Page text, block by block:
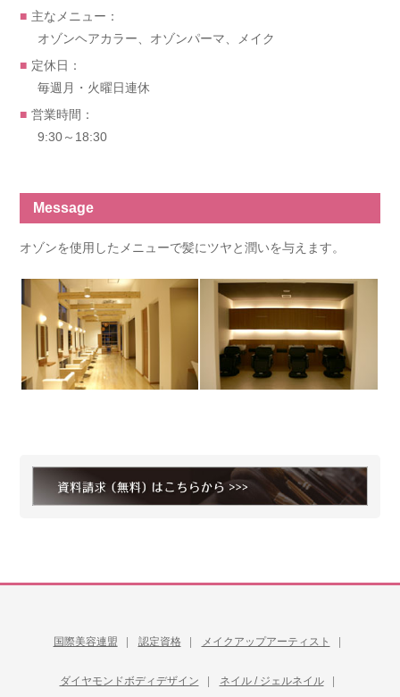
主なメニュー：
オゾンヘアカラー、オゾンパーマ、メイク
定休日：
毎週月・火曜日連休
営業時間：
9:30～18:30
Message
オゾンを使用したメニューで髪にツヤと潤いを与えます。
国際美容連盟 認定資格 メイクアップアーティスト
ダイヤモンドボディデザイン ネイル / ジェルネイル